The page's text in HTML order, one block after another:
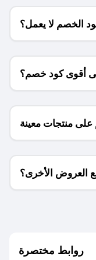
الخصم لا يعمل؟
أقوى كود خصم؟
منتجات معينة
فقط؟
العروض الأخرى؟
روابط مختصرة